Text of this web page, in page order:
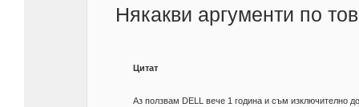
Някакви аргументи по
Цитат
Аз ползвам DELL вече 1 година и съм изключително